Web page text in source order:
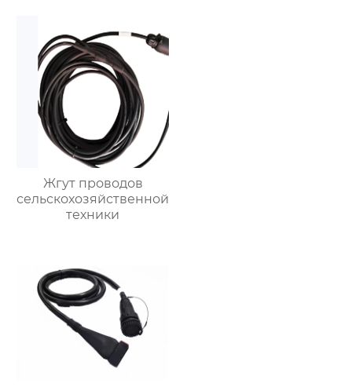
управления широким
роликом для сеялок
Жгут проводов
сельскохозяйственной
техники